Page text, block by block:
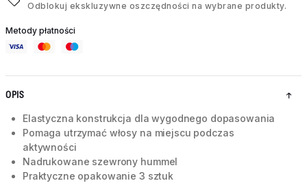
Odblokuj ekskluzywne oszczędności na wybrane produkty.
Metody płatności
OPIS
Elastyczna konstrukcja dla wygodnego dopasowania
Pomaga utrzymać włosy na miejscu podczas
aktywności
Nadrukowane szewrony hummel
Praktyczne opakowanie 3 sztuk